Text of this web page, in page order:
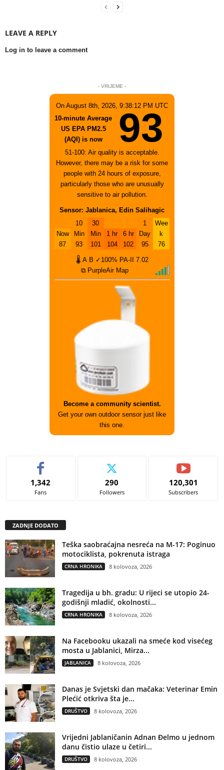
LEAVE A REPLY
Log in to leave a comment
- VRIJEME -
On August 8th, 2026, 9:38:12 PM UTC
10-minute Average
US EPA PM2.5
(AQI) is now
93
51-100: Air quality is acceptable.
However, there may be a risk for some
people with 24 hours of exposure,
particularly those who are unusually
sensitive to air pollution.
Sensor: Jablanica, Edin Salihagic
Now
87
10
Min
93
30
Min
101
1 hr
104
6 hr
102
1
Day
95
Wee
k
76
🌡 A B ✓100% PA-II
7.02
⧉ PurpleAir Map
Become a community scientist.
Get your own outdoor sensor just like
this one.
1,342
Fans
290
Followers
120,301
Subscribers
ZADNJE DODATO
Teška saobraćajna nesreća na M-17: Poginuo
motociklista, pokrenuta istraga
CRNA HRONIKA 8 kolovoza, 2026
Tragedija u bh. gradu: U rijeci se utopio 24-
godišnji mladić, okolnosti...
CRNA HRONIKA 8 kolovoza, 2026
Na Facebooku ukazali na smeće kod visećeg
mosta u Jablanici, Mirza...
JABLANICA 8 kolovoza, 2026
Danas je Svjetski dan mačaka: Veterinar Emin
Plećić otkriva šta je...
DRUŠTVO 8 kolovoza, 2026
Vrijedni Jablaničanin Adnan Đelmo u jednom
danu čistio ulaze u četiri...
DRUŠTVO 8 kolovoza, 2026